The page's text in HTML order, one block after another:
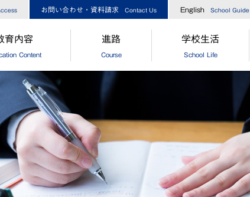
お問い合わせ・資料請求 Contact Us English School Guide
育内容
Content
コースについて
ス制
別進学コース
学コース
進路
Course
[中学]進路指導
[高校]進路実績
[高校]進路指導
[高校]卒業生からのメッセージ
学校生活
School Life
クラブ活動
食堂
[中学]生徒自治会